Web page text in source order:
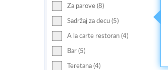
Za parove (8)
Sadržaj za decu (5)
A la carte restoran (4)
Bar (5)
Teretana (4)